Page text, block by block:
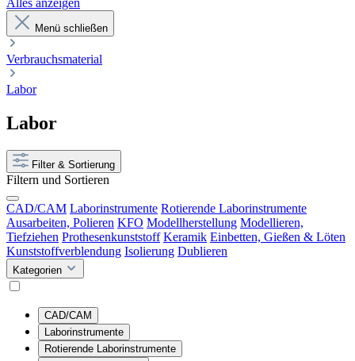
Alles anzeigen
Menü schließen
Verbrauchsmaterial
Labor
Labor
Filter & Sortierung
Filtern und Sortieren
CAD/CAM Laborinstrumente Rotierende Laborinstrumente
Ausarbeiten, Polieren KFO Modellherstellung Modellieren,
Tiefziehen Prothesenkunststoff Keramik Einbetten, Gießen & Löten
Kunststoffverblendung Isolierung Dublieren
Kategorien
CAD/CAM
Laborinstrumente
Rotierende Laborinstrumente